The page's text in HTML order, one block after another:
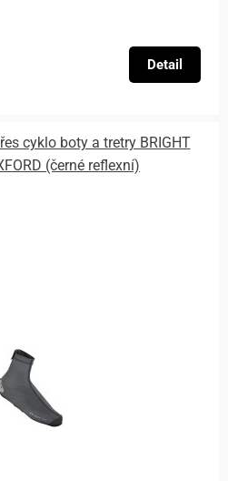
Detail
cyklo boty a tretry BRIGHT
(černé reflexní)